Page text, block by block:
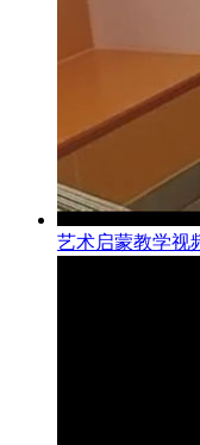
艺术启蒙教学视